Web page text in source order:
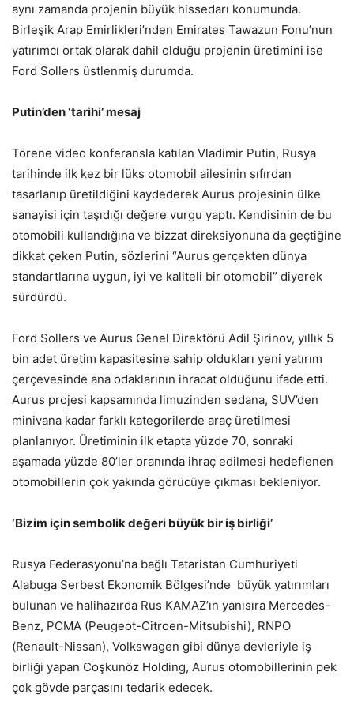
aynı zamanda projenin büyük hissedarı konumunda.
Birleşik Arap Emirlikleri’nden Emirates Tawazun Fonu’nun
yatırımcı ortak olarak dahil olduğu projenin üretimini ise
Ford Sollers üstlenmiş durumda.
Putin’den ‘tarihi’ mesaj
Törene video konferansla katılan Vladimir Putin, Rusya
tarihinde ilk kez bir lüks otomobil ailesinin sıfırdan
tasarlanıp üretildiğini kaydederek Aurus projesinin ülke
sanayisi için taşıdığı değere vurgu yaptı. Kendisinin de bu
otomobili kullandığına ve bizzat direksiyonuna da geçtiğine
dikkat çeken Putin, sözlerini “Aurus gerçekten dünya
standartlarına uygun, iyi ve kaliteli bir otomobil” diyerek
sürdürdü.
Ford Sollers ve Aurus Genel Direktörü Adil Şirinov, yıllık 5
bin adet üretim kapasitesine sahip oldukları yeni yatırım
çerçevesinde ana odaklarının ihracat olduğunu ifade etti.
Aurus projesi kapsamında limuzinden sedana, SUV’den
minivana kadar farklı kategorilerde araç üretilmesi
planlanıyor. Üretiminin ilk etapta yüzde 70, sonraki
aşamada yüzde 80’ler oranında ihraç edilmesi hedeflenen
otomobillerin çok yakında görücüye çıkması bekleniyor.
‘Bizim için sembolik değeri büyük bir iş birliği’
Rusya Federasyonu’na bağlı Tataristan Cumhuriyeti
Alabuga Serbest Ekonomik Bölgesi’nde büyük yatırımları
bulunan ve halihazırda Rus KAMAZ’ın yanısıra Mercedes-
Benz, PCMA (Peugeot-Citroen-Mitsubishi), RNPO
(Renault-Nissan), Volkswagen gibi dünya devleriyle iş
birliği yapan Coşkunöz Holding, Aurus otomobillerinin pek
çok gövde parçasını tedarik edecek.